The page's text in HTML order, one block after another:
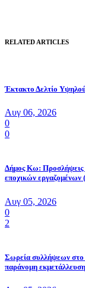
RELATED ARTICLES
Έκτακτο Δελτίο
Αυγ 06, 2026
0
0
Δήμος Κω: Προσλήψεις
εποχικών εργαζομένων
Αυγ 05, 2026
0
2
Σωρεία συλλήψεων στο
παράνομη